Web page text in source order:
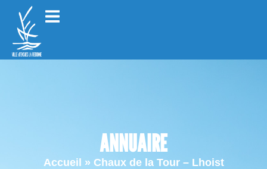
ANNUAIRE
Accueil » Chaux de la Tour – Lhoist